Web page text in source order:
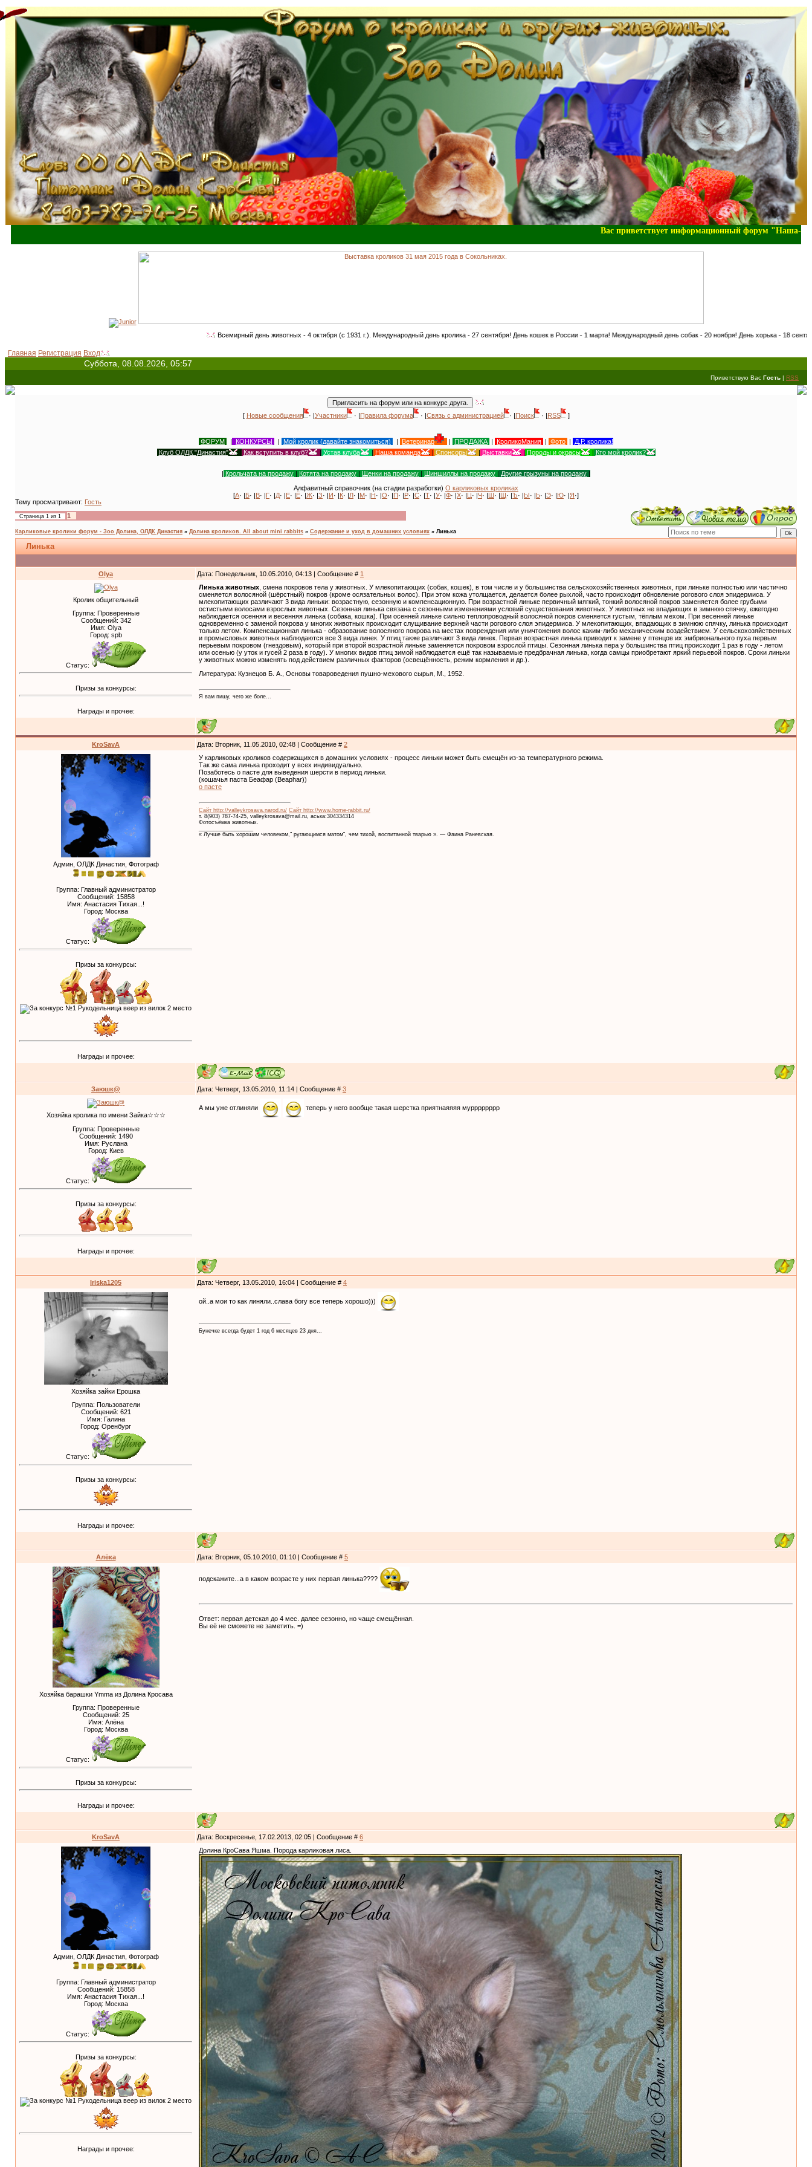
Вас приветствует информационный форум "Наша-Зоо-
Всемирный день животных - 4 октября (с 1931 г.). Международный день кролика - 27 сентября! День кошек в России - 1 марта! Международный день собак - 20 ноября! День хорька - 18 сентября!
Главная Регистрация Вход
Суббота, 08.08.2026, 05:57
Приветствую Вас Гость | RSS
[ Новые сообщения · |Участники · |Правила форума · |Связь с администрацией · |Поиск · |RSS ]
ФОРУМ | КОНКУРСЫ | Мой кролик (давайте знакомиться) | Ветеринар | ПРОДАЖА | КроликоМания | Фото |
Д.Р. кролика!
Клуб ОЛДК "Династия"
| Как вступить в клуб? | Устав клуба | Наша команда | Спонсоры | Выставки | Породы и окрасы | Кто мой кролик?
| Крольчата на продажу | Котята на продажу | Щенки на продажу | Шиншиллы на продажу | Другие грызуны на продажу |
Алфавитный справочник (на стадии разработки) О карликовых кроликах
[А· |Б· |В· |Г· |Д· |Е· |Ё· |Ж· |З· |И· |К· |Л· |М· |Н· |О· |П· |Р· |С· |Т· |У· |Ф· |Х· |Ц· |Ч· |Ш· |Щ· |Ъ· |Ы· |Ь· |Э· |Ю· |Я·]
Тему просматривают: Гость
Страница 1 из 1 1
Карликовые кролики форум - Зоо Долина, ОЛДК Династия » Долина кроликов. All about mini rabbits » Содержание и уход в домашних условиях » Линька
Линька
Olya Дата: Понедельник, 10.05.2010, 04:13 | Сообщение # 1
Кролик общительный
Группа: Проверенные
Сообщений: 342
Имя: Olya
Город: spb
Статус:
Призы за конкурсы:
Награды и прочее:
Линька животных , смена покровов тела у животных. У млекопитающих (собак, кошек), в том числе и у большинства сельскохозяйственных животных, при линьке полностью или частично
сменяется волосяной (шёрстный) покров (кроме осязательных волос). При этом кожа утолщается, делается более рыхлой, часто происходит обновление рогового слоя эпидермиса. У
млекопитающих различают 3 вида линьки: возрастную, сезонную и компенсационную. При возрастной линьке первичный мягкий, тонкий волосяной покров заменяется более грубыми
остистыми волосами взрослых животных. Сезонная линька связана с сезонными изменениями условий существования животных. У животных не впадающих в зимнюю спячку, ежегодно
наблюдается осенняя и весенняя линька (собака, кошка). При осенней линьке сильно теплопроводный волосяной покров сменяется густым, тёплым мехом. При весенней линьке
одновременно с заменой покрова у многих животных происходит слущивание верхней части рогового слоя эпидермиса. У млекопитающих, впадающих в зимнюю спячку, линька происходит
только летом. Компенсационная линька - образование волосяного покрова на местах повреждения или уничтожения волос каким-либо механическим воздействием. У сельскохозяйственных
и промысловых животных наблюдаются все 3 вида линек. У птиц также различают 3 вида линек. Первая возрастная линька приводит к замене у птенцов их эмбрионального пуха первым
перьевым покровом (гнездовым), который при второй возрастной линьке заменяется покровом взрослой птицы. Сезонная линька пера у большинства птиц происходит 1 раз в году - летом
или осенью (у уток и гусей 2 раза в году). У многих видов птиц зимой наблюдается ещё так называемые предбрачная линька, когда самцы приобретают яркий перьевой покров. Сроки линьки
у животных можно изменять под действием различных факторов (освещённость, режим кормления и др.).
Литература: Кузнецов Б. А., Основы товароведения пушно-мехового сырья, М., 1952.
Я вам пишу, чего же боле...
KroSavA Дата: Вторник, 11.05.2010, 02:48 | Сообщение # 2
Админ, ОЛДК Династия, Фотограф
Группа: Главный администратор
Сообщений: 15858
Имя: Анастасия Тихая...!
Город: Москва
Статус:
Призы за конкурсы:
Награды и прочее:
У карликовых кроликов содержащихся в домашних условиях - процесс линьки может быть смещён из-за температурного режима.
Так же сама линька проходит у всех индивидуально.
Позаботесь о пасте для выведения шерсти в период линьки.
(кошачья паста Беафар (Beaphar))
о пасте
Сайт http://valleykrosava.narod.ru/ Сайт http://www.home-rabbit.ru/
т. 8(903) 787-74-25, valleykrosava@mail.ru, аська:304334314
Фотосъёмка животных.
« Лучше быть хорошим человеком," ругающимся матом", чем тихой, воспитанной тварью ». — Фаина Раневская.
Заюшк@ Дата: Четверг, 13.05.2010, 11:14 | Сообщение # 3
Хозяйка кролика по имени Зайка☆☆☆
Группа: Проверенные
Сообщений: 1490
Имя: Руслана
Город: Киев
Статус:
Призы за конкурсы:
Награды и прочее:
А мы уже отлиняли теперь у него вообще такая шерстка приятнаяяяя мурррррррр
Iriska1205 Дата: Четверг, 13.05.2010, 16:04 | Сообщение # 4
Хозяйка зайки Ерошка
Группа: Пользователи
Сообщений: 621
Имя: Галина
Город: Оренбург
Статус:
Призы за конкурсы:
Награды и прочее:
ой..а мои то как линяли..слава богу все теперь хорошо)))
Бунечке всегда будет 1 год 6 месяцев 23 дня...
Алёка Дата: Вторник, 05.10.2010, 01:10 | Сообщение # 5
Хозяйка барашки Ymma из Долина Кросава
Группа: Проверенные
Сообщений: 25
Имя: Алёна
Город: Москва
Статус:
Призы за конкурсы:
Награды и прочее:
подскажите...а в каком возрасте у них первая линька????
Ответ: первая детская до 4 мес. далее сезонно, но чаще смещённая.
Вы её не сможете не заметить. =)
KroSavA Дата: Воскресенье, 17.02.2013, 02:05 | Сообщение # 6
Админ, ОЛДК Династия, Фотограф
Группа: Главный администратор
Сообщений: 15858
Имя: Анастасия Тихая...!
Город: Москва
Статус:
Призы за конкурсы:
Награды и прочее:
Долина КроСава Яшма. Порода карликовая лиса.